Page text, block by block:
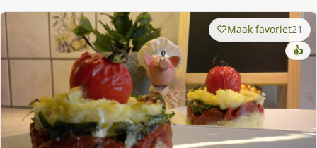
Maak favoriet21
👍